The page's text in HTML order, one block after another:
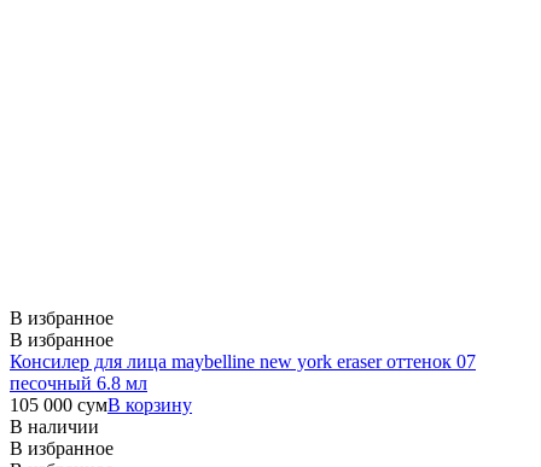
В избранное
В избранное
Консилер для лица maybelline new york eraser оттенок 07
песочный 6.8 мл
105 000 сумВ корзину
В наличии
В избранное